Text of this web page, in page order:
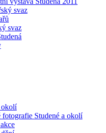
svaz
svaz
okolí
Studené a okolí